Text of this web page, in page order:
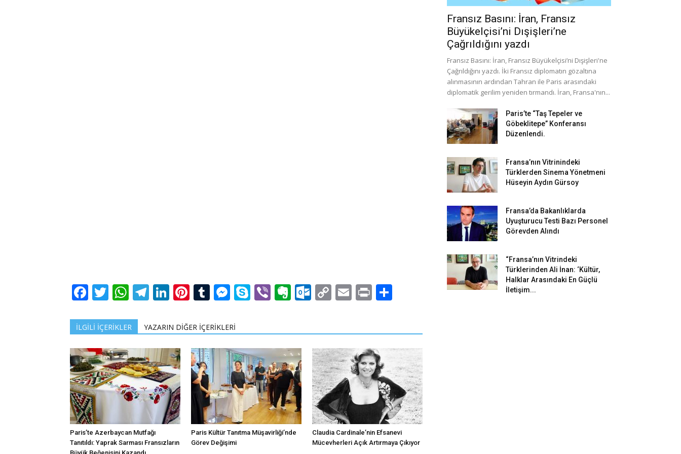
Facebook
TwitterWhatsApp
Telegram
LinkedIn
Pinterest
Tumblr
Messenger
SkypeViberEvernote
Outlook.com
CopyEmailPrint
İLGİLİ İÇERİKLER YAZARIN DİĞER İÇERİKLERİ
Paris’te Azerbaycan Mutfağı
Tanıtıldı: Yaprak Sarması Fransızların
Paris Kültür Tanıtma Müşavirliği’nde
Görev Değişimi
Claudia Cardinale’nin Efsanevi
Mücevherleri Açık Artırmaya Çıkıyor
Fransız Basını: İran, Fransız
Büyükelçisi’ni Dışişleri’ne
Çağrıldığını yazdı
Fransız Basını: İran, Fransız Büyükelçisi’ni Dışişleri'ne
Çağrıldığını yazdı. İki Fransız diplomatın gözaltına
alınmasının ardından Tahran ile Paris arasındaki
diplomatik gerilim yeniden tırmandı. İran, Fransa'nın...
Paris’te “Taş Tepeler ve
Göbeklitepe” Konferansı
Düzenlendi.
Fransa’nın Vitrinindeki
Türklerden Sinema Yönetmeni
Hüseyin Aydın Gürsoy
Fransa’da Bakanlıklarda
Uyuşturucu Testi Bazı Personel
Görevden Alındı
“Fransa’nın Vitrindeki
Türklerinden Ali İnan: ‘Kültür,
Halklar Arasındaki En Güçlü
İletişim...